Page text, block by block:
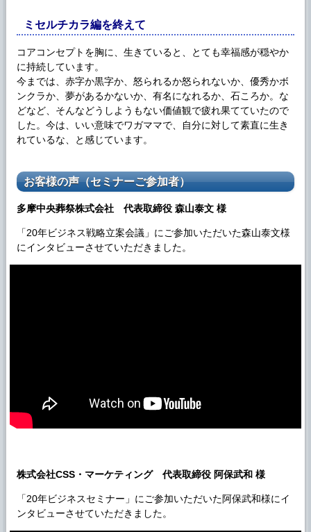
ミセルチカラ編を終えて
コアコンセプトを胸に、生きていると、とても幸福感が穏やか
に持続しています。
今までは、赤字か黒字か、怒られるか怒られないか、優秀かボ
ンクラか、夢があるかないか、有名になれるか、石ころか。な
どなど、そんなどうしようもない価値観で疲れ果てていたので
した。今は、いい意味でワガママで、自分に対して素直に生き
れているな、と感じています。
お客様の声（セミナーご参加者）
多摩中央葬祭株式会社 代表取締役 森山泰文 様
「20年ビジネス戦略立案会議」にご参加いただいた森山泰文様
にインタビューさせていただきました。
株式会社CSS・マーケティング 代表取締役 阿保武和 様
「20年ビジネスセミナー」にご参加いただいた阿保武和様にイ
ンタビューさせていただきました。